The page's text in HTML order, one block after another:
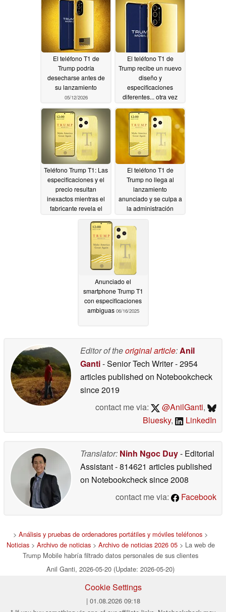
El teléfono T1 de
Trump podría
desecharse antes de
su lanzamiento
05/12/2026
El teléfono T1 de
Trump recibe un nuevo
diseño y
especificaciones
diferentes... otra vez
04/14/2026
Teléfono Trump T1: Las
especificaciones y el
precio resultan
inexactos mientras el
fabricante revela el
El teléfono T1 de
Trump no llega al
lanzamiento
anunciado y se culpa a
la administración
Anunciado el
smartphone Trump T1
con especificaciones
ambiguas 06/16/2025
Editor of theoriginal article:Anil
Ganti- Senior Tech Writer- 2954
articles published on Notebookcheck
since 2019
contact me via:
@AnilGanti,
Bluesky, LinkedIn
Translator: Ninh Ngoc Duy- Editorial
Assistant- 814621 articles published
on Notebookchecksince 2008
contact me via:
Facebook
> Análisis y pruebas de ordenadores portátiles y móviles teléfonos >
Noticias> Archivo de noticias> Archivo de noticias 2026 05> La web de
Trump Mobile habría filtrado datos personales de sus clientes
Anil Ganti, 2026-05-20 (Update: 2026-05-20)
Cookie Settings
| 01.08.2026 09:18